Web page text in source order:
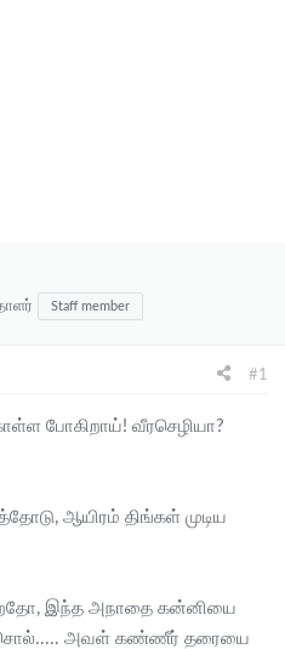
Staff member
#1
போகிறாய்! வீரசெழியா?
ஆயிரம் திங்கள் முடிய
இந்த அநாதை கன்னியை
சொல்..... அவள் கண்ணீர் தரையை